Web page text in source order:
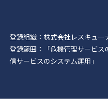
登録組織：株式会社レスキュー
登録範囲：「危機管理サービ
信サービスのシステム運用」